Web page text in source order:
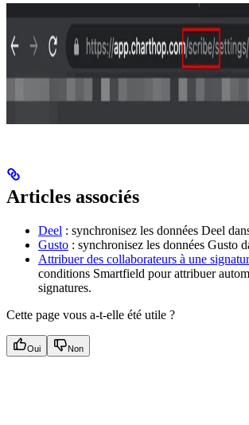
Articles associés
Deel : synchronisez les données Deel
Gusto : synchronisez les données Gusto
Attribuer des collaborateurs à une
conditions Smartfield pour attribuer
signatures.
Cette page vous a-t-elle été utile ?
Oui Non